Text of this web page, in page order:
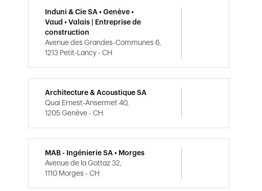
Induni & Cie SA • Genève •
Vaud • Valais | Entreprise de
construction
Avenue des Grandes-Communes 6,
1213 Petit-Lancy - CH
Architecture & Acoustique SA
Quai Ernest-Ansermet 40,
1205 Genève - CH
MAB - Ingénierie SA • Morges
Avenue de la Gottaz 32,
1110 Morges - CH